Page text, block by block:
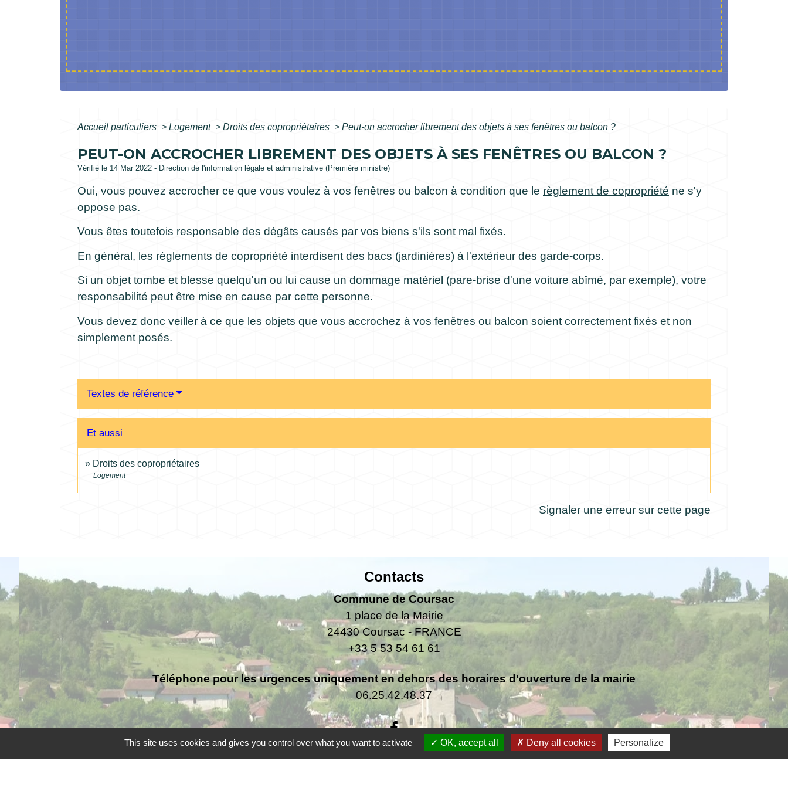
Accueil particuliers > Logement > Droits des copropriétaires > Peut-on accrocher librement des objets à ses fenêtres ou balcon ?
PEUT-ON ACCROCHER LIBREMENT DES OBJETS À SES FENÊTRES OU BALCON ?
Vérifié le 14 Mar 2022 - Direction de l'information légale et administrative (Première ministre)
Oui, vous pouvez accrocher ce que vous voulez à vos fenêtres ou balcon à condition que le règlement de copropriété ne s'y
oppose pas.
Vous êtes toutefois responsable des dégâts causés par vos biens s'ils sont mal fixés.
En général, les règlements de copropriété interdisent des bacs (jardinières) à l'extérieur des garde-corps.
Si un objet tombe et blesse quelqu'un ou lui cause un dommage matériel (pare-brise d'une voiture abîmé, par exemple), votre
responsabilité peut être mise en cause par cette personne.
Vous devez donc veiller à ce que les objets que vous accrochez à vos fenêtres ou balcon soient correctement fixés et non
simplement posés.
Textes de référence
Et aussi
Droits des copropriétaires
Logement
Signaler une erreur sur cette page
Contacts
Commune de Coursac
1 place de la Mairie
24430 Coursac - FRANCE
+33 5 53 54 61 61
Téléphone pour les urgences uniquement en dehors des horaires d'ouverture de la mairie
06.25.42.48.37
This site uses cookies and gives you control over what you want to activate OK, accept all Deny all cookies Personalize